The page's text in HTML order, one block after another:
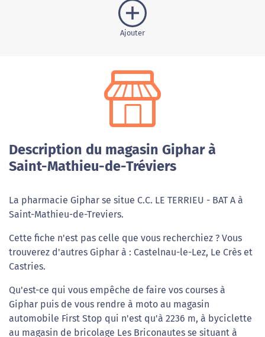
Ajouter
Description du magasin Giphar à
Saint-Mathieu-de-Tréviers
La pharmacie Giphar se situe C.C. LE TERRIEU - BAT A à
Saint-Mathieu-de-Treviers.
Cette fiche n'est pas celle que vous recherchiez ? Vous
trouverez d'autres Giphar à : Castelnau-le-Lez, Le Crès et
Castries.
Qu'est-ce qui vous empêche de faire vos courses à
Giphar puis de vous rendre à moto au magasin
automobile First Stop qui n'est qu'à 2236 m, à byciclette
au magasin de bricolage Les Briconautes se situant à